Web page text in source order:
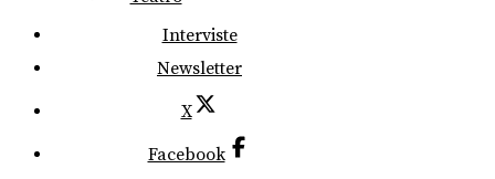
Interviste
Newsletter
X
Facebook